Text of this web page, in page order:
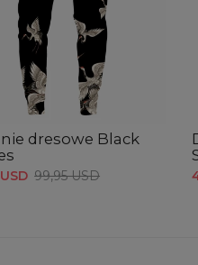
dresowe Black
99,95 USD